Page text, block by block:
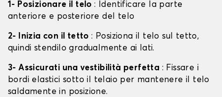
1- Posizionare il telo: Identificare la parte
anteriore e posteriore del telo
2- Inizia con il tetto: Posiziona il telo sul tetto,
quindi stendilo gradualmente ai lati.
3- Assicurati una vestibilità perfetta : Fissare i
bordi elastici sotto il telaio per mantenere il telo
saldamente in posizione.